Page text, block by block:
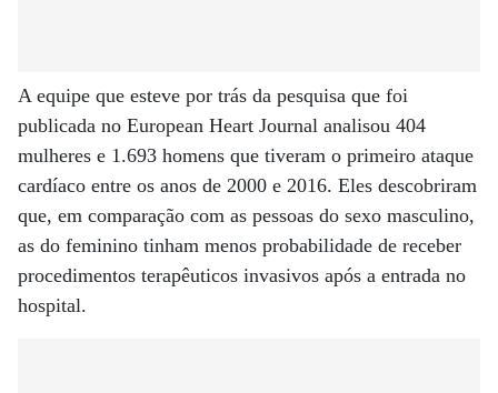
A equipe que esteve por trás da pesquisa que foi
publicada no European Heart Journal analisou 404
mulheres e 1.693 homens que tiveram o primeiro ataque
cardíaco entre os anos de 2000 e 2016. Eles descobriram
que, em comparação com as pessoas do sexo masculino,
as do feminino tinham menos probabilidade de receber
procedimentos terapêuticos invasivos após a entrada no
hospital.